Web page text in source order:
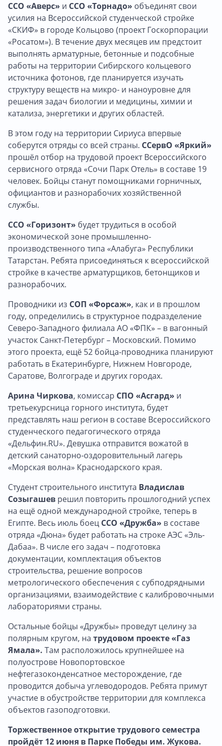
ССО «Аверс» и ССО «Торнадо» объединят свои
усилия на Всероссийской студенческой стройке
«СКИФ» в городе Кольцово (проект Госкорпорации
«Росатом»). В течение двух месяцев им предстоит
выполнять арматурные, бетонные и подсобные
работы на территории Сибирского кольцевого
источника фотонов, где планируется изучать
структуру веществ на микро- и наноуровне для
решения задач биологии и медицины, химии и
катализа, энергетики и других областей.
В этом году на территории Сириуса впервые
соберутся отряды со всей страны. ССервО «Яркий»
прошёл отбор на трудовой проект Всероссийского
сервисного отряда «Сочи Парк Отель» в составе 19
человек. Бойцы станут помощниками горничных,
официантов и разнорабочих хозяйственной
службы.
ССО «Горизонт» будет трудиться в особой
экономической зоне промышленно-
производственного типа «Алабуга» Республики
Татарстан. Ребята присоединяться к всероссийской
стройке в качестве арматурщиков, бетонщиков и
разнорабочих.
Проводники из СОП «Форсаж», как и в прошлом
году, определились в структурное подразделение
Северо-Западного филиала АО «ФПК» – в вагонный
участок Санкт-Петербург – Московский. Помимо
этого проекта, ещё 52 бойца-проводника планируют
работать в Екатеринбурге, Нижнем Новгороде,
Саратове, Волгограде и других городах.
Арина Чиркова, комиссар СПО «Асгард» и
третьекурсница горного института, будет
представлять наш регион в составе Всероссийского
студенческого педагогического отряда
«Дельфин.RU». Девушка отправится вожатой в
детский санаторно-оздоровительный лагерь
«Морская волна» Краснодарского края.
Студент строительного института Владислав
Созыгашев решил повторить прошлогодний успех
на ещё одной международной стройке, теперь в
Египте. Весь июль боец ССО «Дружба» в составе
отряда «Дюна» будет работать на строке АЭС «Эль-
Дабаа». В числе его задач – подготовка
документации, комплектация объектов
строительства, решение вопросов
метрологического обеспечения с субподрядными
организациями, взаимодействие с калибровочными
лабораториями страны.
Остальные бойцы «Дружбы» проведут целину за
полярным кругом, на трудовом проекте «Газ
Ямала». Там расположилось крупнейшее на
полуострове Новопортовское
нефтегазоконденсатное месторождение, где
проводится добыча углеводородов. Ребята примут
участие в обустройстве территории для комплекса
объектов газоподготовки.
Торжественное открытие трудового семестра
пройдёт 12 июня в Парке Победы им. Жукова.